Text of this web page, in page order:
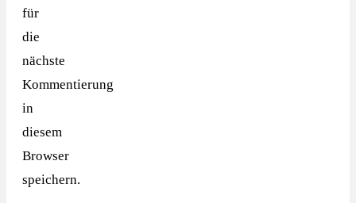
für
die
nächste
Kommentierung
in
diesem
Browser
speichern.